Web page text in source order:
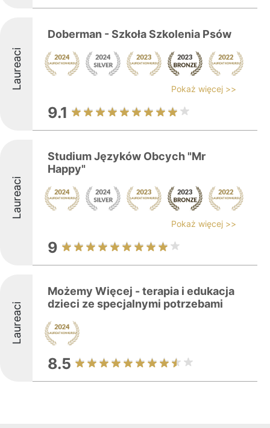
Laureaci
Doberman - Szkoła Szkolenia Psów
Pokaż więcej >>
9.1
Laureaci
Studium Języków Obcych "Mr
Happy"
Pokaż więcej >>
9
Laureaci
Możemy Więcej - terapia i edukacja
dzieci ze specjalnymi potrzebami
8.5